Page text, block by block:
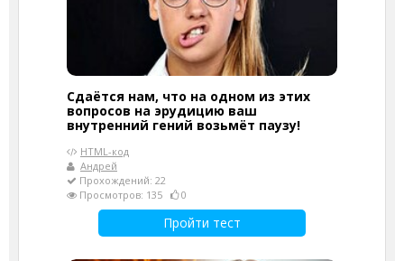
Сдаётся нам, что на одном из этих
вопросов на эрудицию ваш
внутренний гений возьмёт паузу!
HTML-код
Андрей
Прохождений: 22
Просмотров: 135
0
Пройти тест